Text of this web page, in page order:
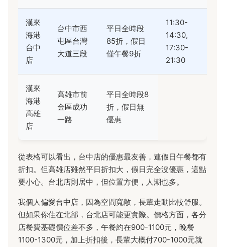
漢來
海港
台中
店
台中市西
屯區台灣
大道三段
平日全時段
85折，假日
僅午餐9折
11:30-
14:30,
17:30-
21:30
漢來
海港
高雄
店
高雄市前
金區成功
一路
平日全時段8
折，假日無
優惠
從表格可以看出，台中店的優惠最友善，連假日午餐都有
折扣。但高雄店雖然平日折扣大，假日完全沒優惠，這點
要小心。台北店則居中，但位置方便，人潮也多。
我個人偏愛台中店，因為空間寬敞，長輩走動比較舒服。
但如果你住在北部，台北店可能更實際。價格方面，各分
店餐費基礎價位差不多，午餐約在900-1100元，晚餐
1100-1300元，加上折扣後，長輩大概付700-1000元就